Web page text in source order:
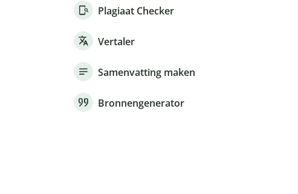
Plagiaat Checker
Vertaler
Samenvatting maken
Bronnengenerator